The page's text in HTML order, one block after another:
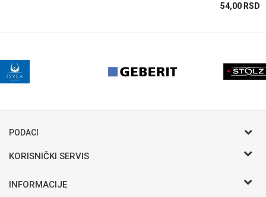
54,00 RSD
PODACI
KORISNIČKI SERVIS
INFORMACIJE